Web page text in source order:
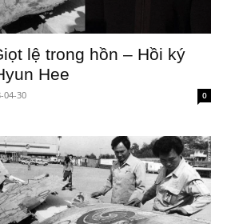
lệ trong hồn – Hồi ký
Hee
04-30 0